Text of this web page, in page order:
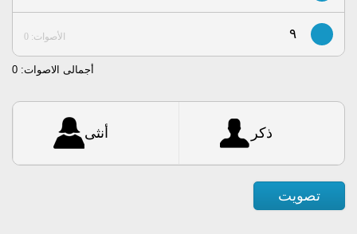
الأصوات: 0 ٩
أجمالى الاصوات: 0
ذكر أنثى
تصويت